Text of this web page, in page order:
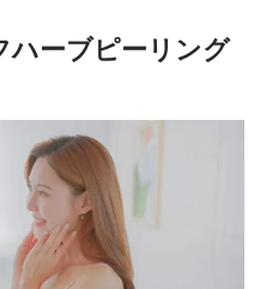
ハーブピーリング